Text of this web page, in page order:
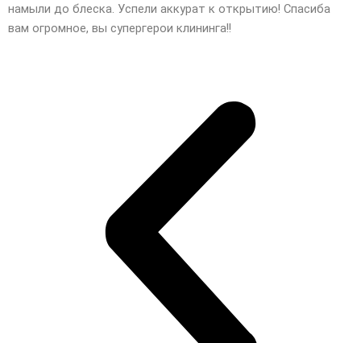
намыли до блеска. Успели аккурат к открытию! Спасиба
вам огромное, вы супергерои клининга!!